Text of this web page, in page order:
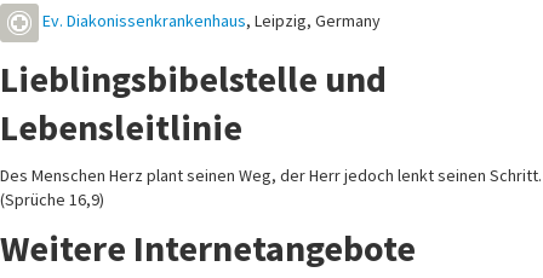
Ev. Diakonissenkrankenhaus, Leipzig, Germany
Lieblingsbibelstelle und
Lebensleitlinie
Des Menschen Herz plant seinen Weg, der Herr jedoch lenkt seinen Schritt.
(Sprüche 16,9)
Weitere Internetangebote